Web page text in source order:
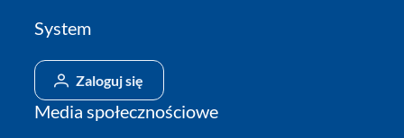
System
Zaloguj się
Media społecznościowe